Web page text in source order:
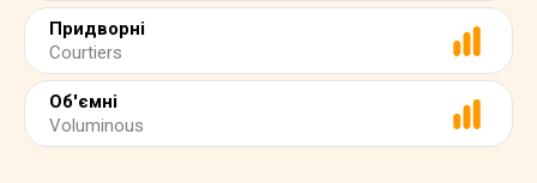
Придворні
Courtiers
Об'ємні
Voluminous